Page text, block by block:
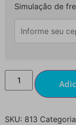
Simulação de
SKU: 813